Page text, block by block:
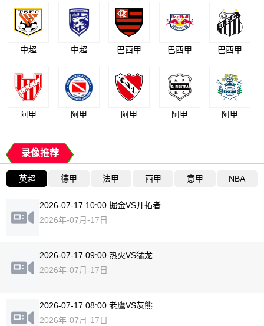
中超 中超 巴西甲 巴西甲 巴西甲
阿甲 阿甲 阿甲 阿甲 阿甲
录像推荐
英超 德甲 法甲 西甲 意甲 NBA
2026-07-17 10:00 掘金VS开拓者
2026年-07月-17日
2026-07-17 09:00 热火VS猛龙
2026年-07月-17日
2026-07-17 08:00 老鹰VS灰熊
2026年-07月-17日